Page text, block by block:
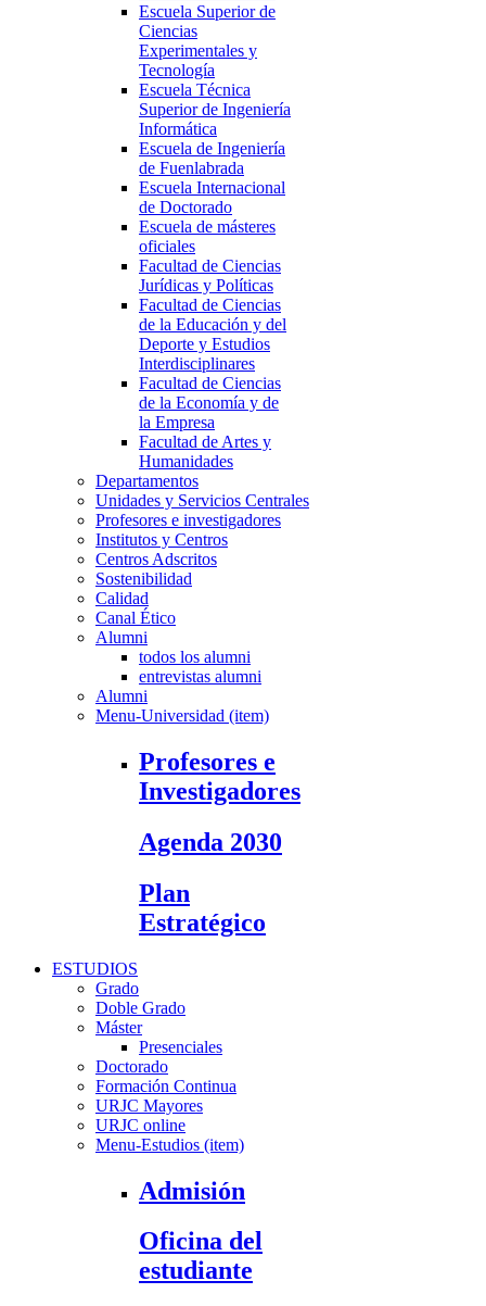
Escuela Superior de
Ciencias
Experimentales y
Tecnología
Escuela Técnica
Superior de Ingeniería
Informática
Escuela de Ingeniería
de Fuenlabrada
Escuela Internacional
de Doctorado
Escuela de másteres
oficiales
Facultad de Ciencias
Jurídicas y Políticas
Facultad de Ciencias
de la Educación y del
Deporte y Estudios
Interdisciplinares
Facultad de Ciencias
de la Economía y de
la Empresa
Facultad de Artes y
Humanidades
Departamentos
Unidades y Servicios Centrales
Profesores e investigadores
Institutos y Centros
Centros Adscritos
Sostenibilidad
Calidad
Canal Ético
Alumni
todos los alumni
entrevistas alumni
Alumni
Menu-Universidad (item)
Profesores e
Investigadores
Agenda 2030
Plan
Estratégico
ESTUDIOS
Grado
Doble Grado
Máster
Presenciales
Doctorado
Formación Continua
URJC Mayores
URJC online
Menu-Estudios (item)
Admisión
Oficina del
estudiante